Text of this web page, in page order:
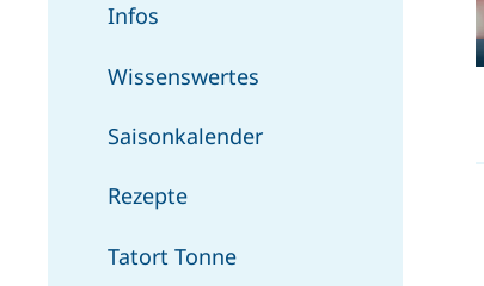
Infos
Wissenswertes
Saisonkalender
Rezepte
Tatort Tonne